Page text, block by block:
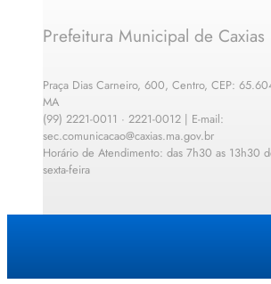
Prefeitura Municipal de Caxias
Praça Dias Carneiro, 600, Centro, CEP:
MA
(99) 2221-0011 · 2221-0012 | E-mail:
sec.comunicacao@caxias.ma.gov.br
Horário de Atendimento: das 7h30 as 13h30
sexta-feira